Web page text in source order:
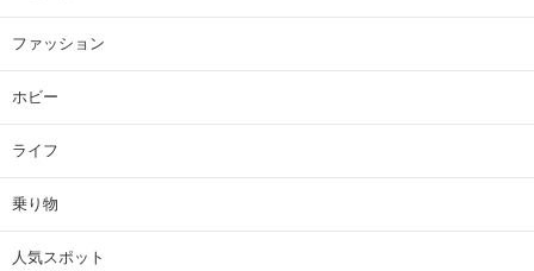
ファッション
ホビー
ライフ
乗り物
人気スポット